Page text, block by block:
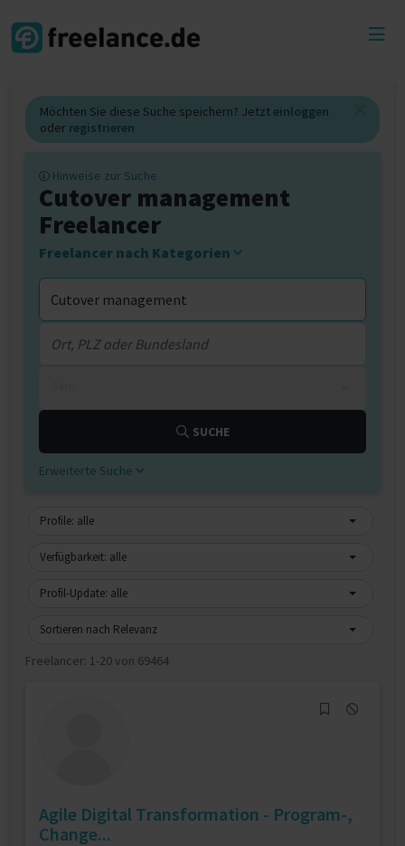
Möchten Sie diese Suche speichern? Jetzt einloggen
oder registrieren
Hinweise zur Suche
Cutover management
Freelancer
Freelancer nach Kategorien
SUCHE
Erweiterte Suche
Profile: alle
Verfügbarkeit: alle
Profil-Update: alle
Sortieren nach Relevanz
Freelancer: 1-20 von 69464
Agile Digital Transformation - Program-,
Change...